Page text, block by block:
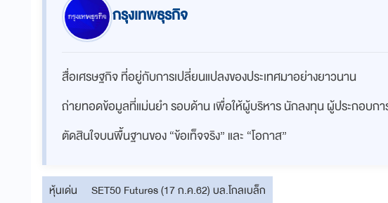
กรุงเทพธุรกิจ
สื่อเศรษฐกิจ ที่อยู่กับการเปลี่ยนแปลงของประเทศมาอย่างยาวนาน
ถ่ายทอดข้อมูลที่แม่นยำ รอบด้าน เพื่อให้ผู้บริหาร นักลงทุน ผู้ประกอบกา
ตัดสินใจบนพื้นฐานของ “ข้อเท็จจริง” และ “โอกาส”
หุ้นเด่น SET50 Futures (17 ก.ค.62) บล.โกลเบล็ก